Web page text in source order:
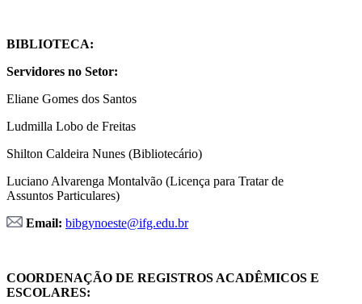
BIBLIOTECA:
Servidores no Setor:
Eliane Gomes dos Santos
Ludmilla Lobo de Freitas
Shilton Caldeira Nunes (Bibliotecário)
Luciano Alvarenga Montalvão (Licença para Tratar de
Assuntos Particulares)
Email: bibgynoeste@ifg.edu.br
COORDENAÇÃO DE REGISTROS ACADÊMICOS E
ESCOLARES: